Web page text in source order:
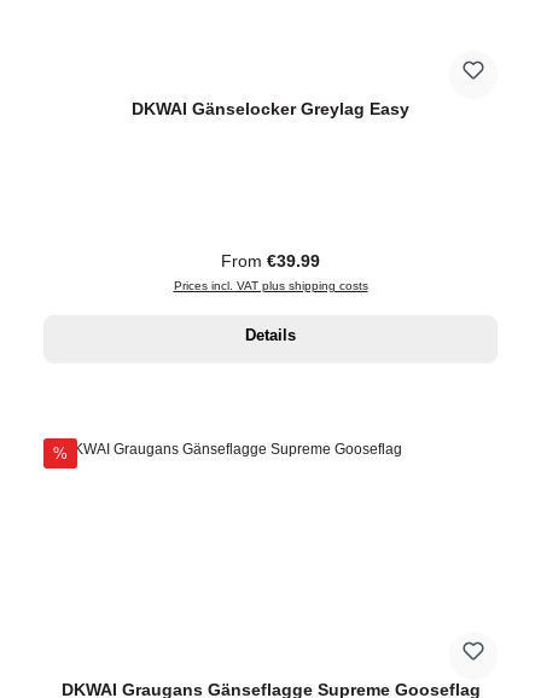
DKWAI Gänselocker Greylag Easy
Regular price:
From €39.99
Prices incl. VAT plus shipping costs
Details
%Discount
DKWAI Graugans Gänseflagge Supreme Gooseflag